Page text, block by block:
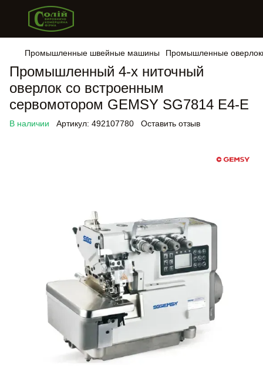
Промышленные швейные машины Промышленные
Промышленный 4-х ниточный
оверлок со встроенным
сервомотором GEMSY SG7814 E4-E
В наличии Артикул: 492107780 Оставить отзыв